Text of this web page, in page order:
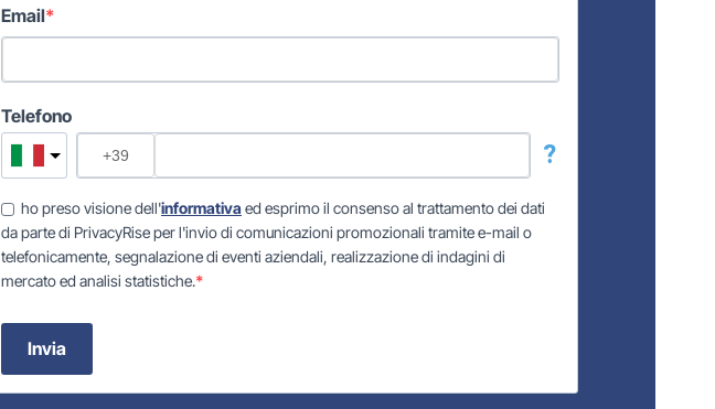
Email
Telefono
?
ho preso visione dell'informativa ed esprimo il consenso al trattamento dei dati
da parte di PrivacyRise per l'invio di comunicazioni promozionali tramite e-mail o
telefonicamente, segnalazione di eventi aziendali, realizzazione di indagini di
mercato ed analisi statistiche.
Invia